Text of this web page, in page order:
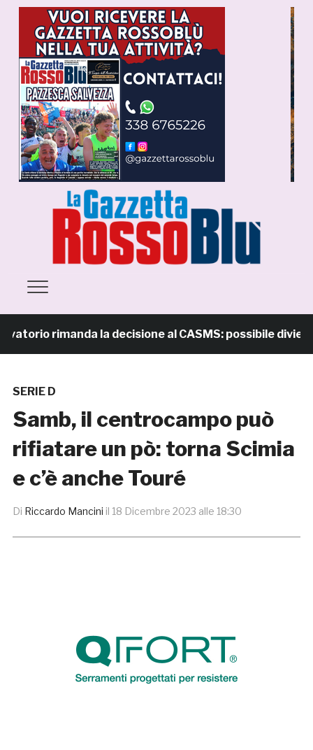
rimanda la decisione al CASMS: possibile divieto
SERIE D
Samb, il centrocampo può
rifiatare un pò: torna Scimia
e c’è anche Touré
Di Riccardo Mancini il 18 Dicembre 2023 alle 18:30